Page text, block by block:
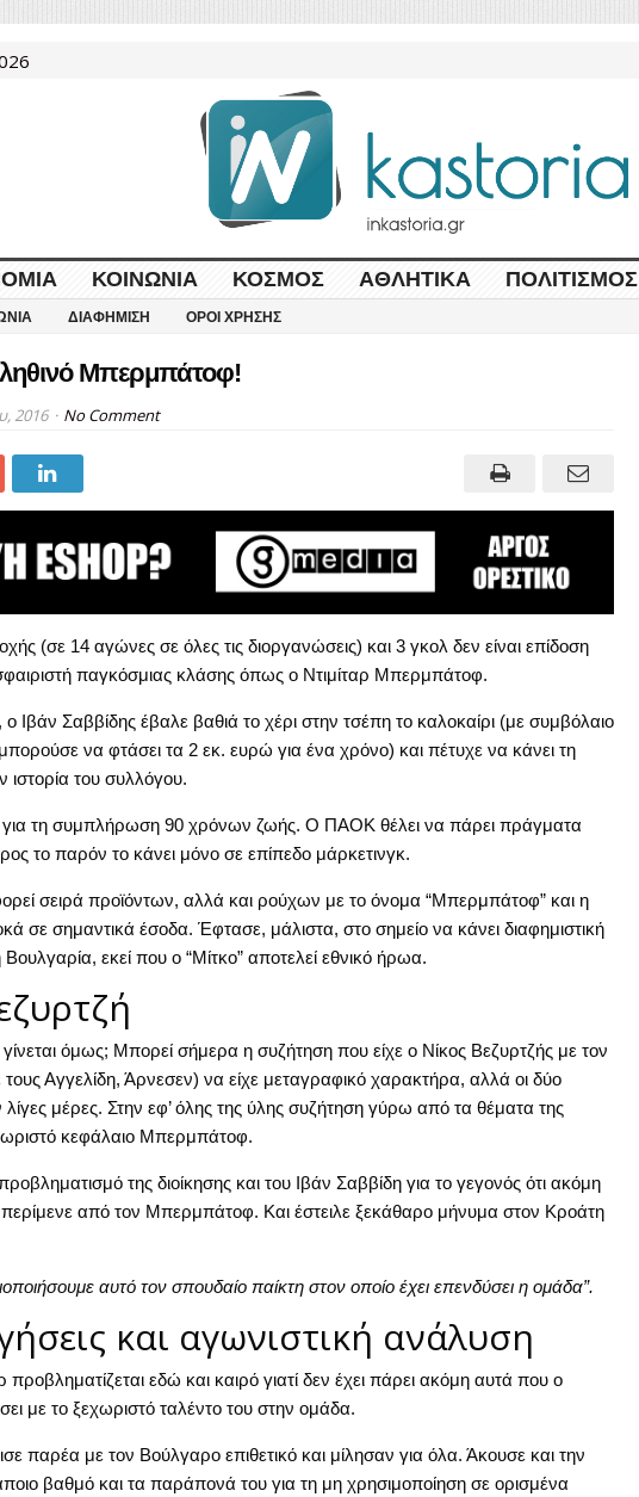
ΚΟΙΝΩΝΊΑ ΚΌΣΜΟΣ ΑΘΛΗΤΙΚΆ ΠΟΛΙΤΙΣΜΌΣ
ΔΙΑΦΉΜΙΣΗ ΌΡΟΙ ΧΡΉΣΗΣ
Μπερμπάτοφ!
2016 No Comment
(σε 14 αγώνες σε όλες τις διοργανώσεις) και 3 γκολ δεν είναι επίδοση
παγκόσμιας κλάσης όπως ο Ντιμίταρ Μπερμπάτοφ.
Ιβάν Σαββίδης έβαλε βαθιά το χέρι στην τσέπη το καλοκαίρι (με συμβόλαιο
να φτάσει τα 2 εκ. ευρώ για ένα χρόνο) και πέτυχε να κάνει τη
του συλλόγου.
για τη συμπλήρωση 90 χρόνων ζωής. Ο ΠΑΟΚ θέλει να πάρει πράγματα
το παρόν το κάνει μόνο σε επίπεδο μάρκετινγκ.
σειρά προϊόντων, αλλά και ρούχων με το όνομα “Μπερμπάτοφ” και η
σε σημαντικά έσοδα. Έφτασε, μάλιστα, στο σημείο να κάνει διαφημιστική
Βουλγαρία, εκεί που ο “Μίτκο” αποτελεί εθνικό ήρωα.
γίνεται όμως; Μπορεί σήμερα η συζήτηση που είχε ο Νίκος Βεζυρτζής με τον
Αγγελίδη, Άρνεσεν) να είχε μεταγραφικό χαρακτήρα, αλλά οι δύο
λίγες μέρες. Στην εφ’ όλης της ύλης συζήτηση γύρω από τα θέματα της
κεφάλαιο Μπερμπάτοφ.
της διοίκησης και του Ιβάν Σαββίδη για το γεγονός ότι ακόμη
από τον Μπερμπάτοφ. Και έστειλε ξεκάθαρο μήνυμα στον Κροάτη
αυτό τον σπουδαίο παίκτη στον οποίο έχει επενδύσει η ομάδα”.
και αγωνιστική ανάλυση
προβληματίζεται εδώ και καιρό γιατί δεν έχει πάρει ακόμη αυτά που ο
με το ξεχωριστό ταλέντο του στην ομάδα.
παρέα με τον Βούλγαρο επιθετικό και μίλησαν για όλα. Άκουσε και την
βαθμό και τα παράπονά του για τη μη χρησιμοποίηση σε ορισμένα